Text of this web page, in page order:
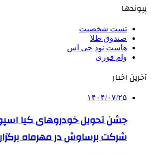
پیوندها
تست شخصیت
صندوق طلا
هاست نود جی اس
وام فوری
آخرین اخبار
۱۴۰۴/۰۷/۲۵
جشن تحویل خودروهای کیا
شرکت برساوش در مهرماه